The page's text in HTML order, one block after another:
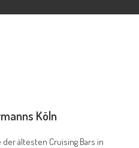
Köln
ältesten Cruising Bars in